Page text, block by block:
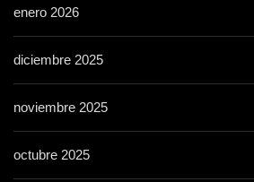
enero 2026
diciembre 2025
noviembre 2025
octubre 2025